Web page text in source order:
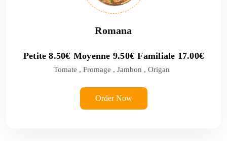
Romana
Petite8.50€ Moyenne 9.50€ Familiale 17.00€
Tomate , Fromage , Jambon , Origan
Order Now